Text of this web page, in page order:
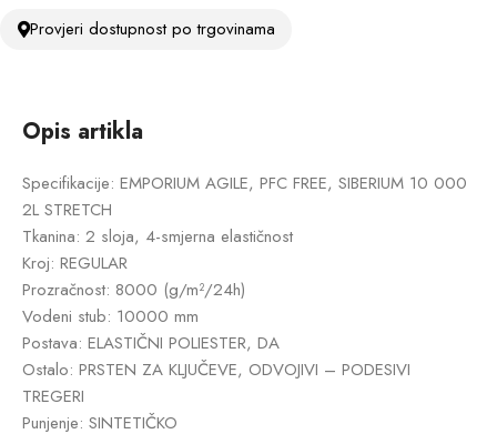
Provjeri dostupnost po trgovinama
Opis artikla
Specifikacije: EMPORIUM AGILE, PFC FREE, SIBERIUM 10 000
2L STRETCH
Tkanina: 2 sloja, 4-smjerna elastičnost
Kroj: REGULAR
Prozračnost: 8000 (g/m²/24h)
Vodeni stub: 10000 mm
Postava: ELASTIČNI POLIESTER, DA
Ostalo: PRSTEN ZA KLJUČEVE, ODVOJIVI – PODESIVI
TREGERI
Punjenje: SINTETIČKO